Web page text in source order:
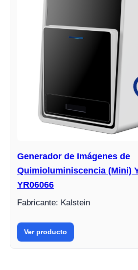
Generador de Imágenes de
Quimioluminiscencia (Mini)
YR06066
Fabricante: Kalstein
Ver producto